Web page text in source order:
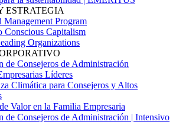
ESTRATEGIA
Management Program
Conscious Capitalism
Organizations
de Consejeros de Administración
Líderes
Climática para Consejeros y Altos
Valor en la Familia Empresaria
de Consejeros de Administración | Intensivo